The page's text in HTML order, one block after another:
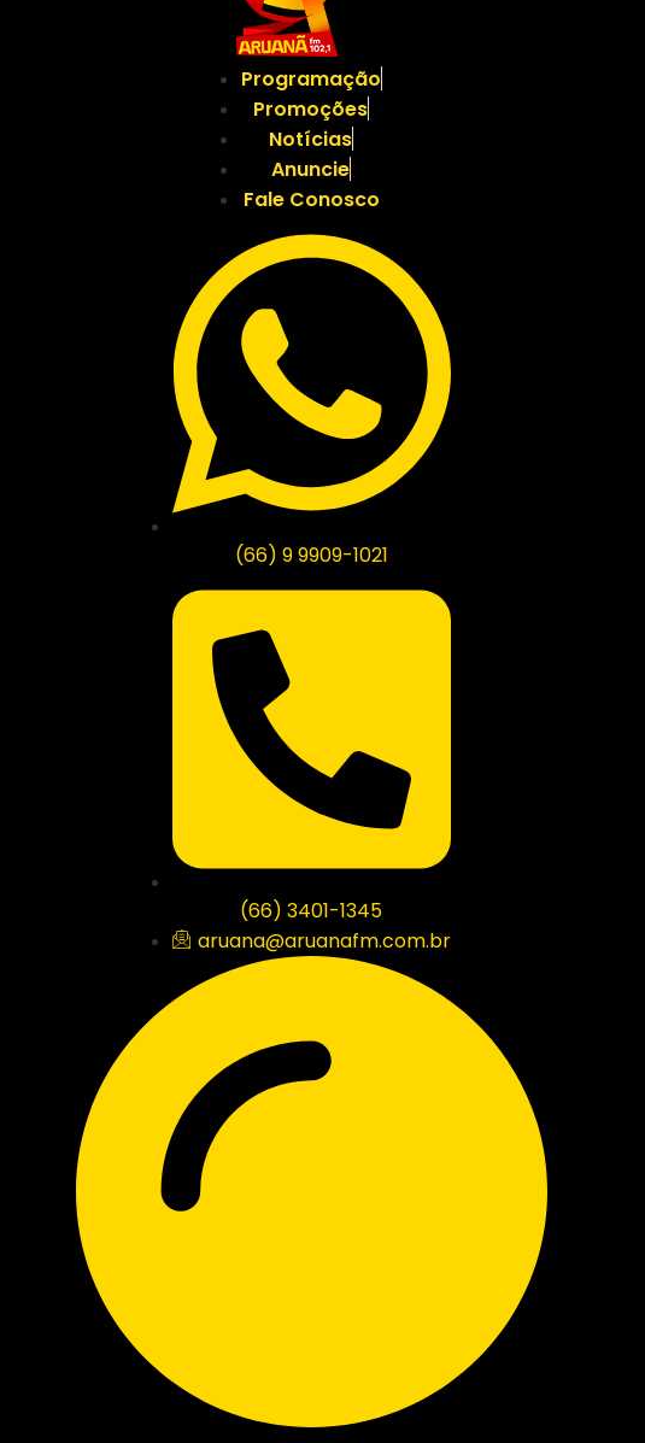
Programação
Promoções
Notícias
Anuncie
Fale Conosco
(66) 9 9909-1021
(66) 3401-1345
aruana@aruanafm.com.br